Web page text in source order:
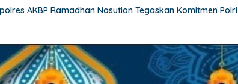
AKBP Ramadhan Nasution Tegaskan Komitmen Polri